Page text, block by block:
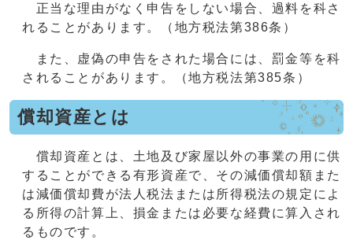
正当な理由がなく申告をしない場合、過料を科さ
れることがあります。（地方税法第386条）
また、虚偽の申告をされた場合には、罰金等を科
されることがあります。（地方税法第385条）
償却資産とは
償却資産とは、土地及び家屋以外の事業の用に供
することができる有形資産で、その減価償却額また
は減価償却費が法人税法または所得税法の規定によ
る所得の計算上、損金または必要な経費に算入され
るものです。